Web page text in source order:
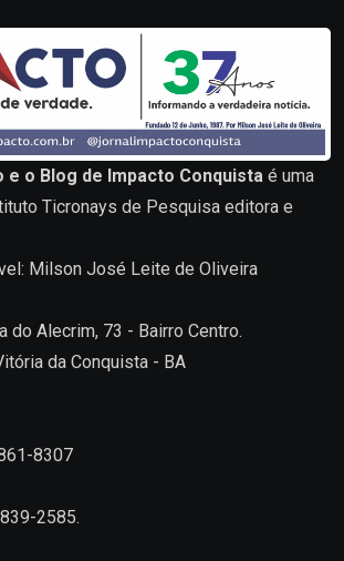
e o Blog de Impacto Conquista é uma
Ticronays de Pesquisa editora e
Milson José Leite de Oliveira
do Alecrim, 73 - Bairro Centro.
da Conquista - BA
8307
2585.